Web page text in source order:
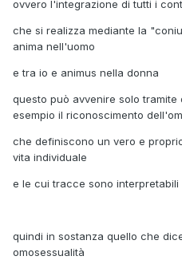
ovvero l'integrazione di tutti i
che si realizza mediante la
anima nell'uomo
e tra io e animus nella donna
questo può avvenire solo tramite
esempio il riconoscimento
che definiscono un vero e
vita individuale
e le cui tracce sono interpretabili
quindi in sostanza quello che
omosessualità